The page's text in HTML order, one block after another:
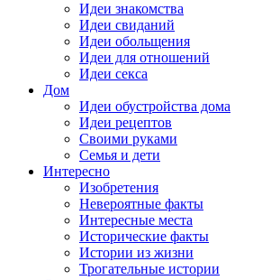
Идеи знакомства
Идеи свиданий
Идеи обольщения
Идеи для отношений
Идеи секса
Дом
Идеи обустройства дома
Идеи рецептов
Своими руками
Семья и дети
Интересно
Изобретения
Невероятные факты
Интересные места
Исторические факты
Истории из жизни
Трогательные истории